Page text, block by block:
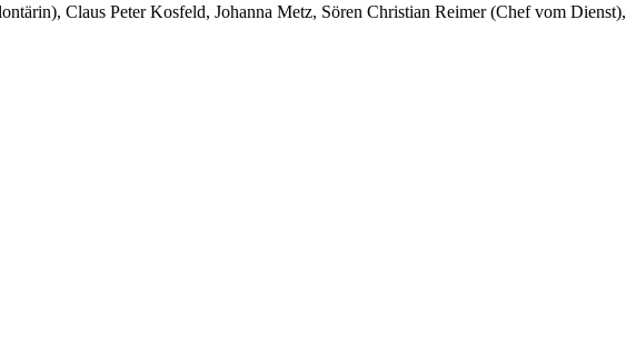
Claus Peter Kosfeld, Johanna Metz, Sören Christian Reimer (Chef vom Dienst),